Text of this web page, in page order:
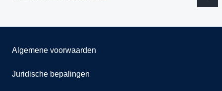
Algemene voorwaarden
Juridische bepalingen